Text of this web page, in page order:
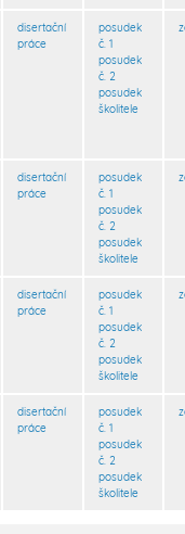
disertační
práce
posudek
č. 1
posudek
č. 2
posudek
školitele
disertační
práce
posudek
č. 1
posudek
č. 2
posudek
školitele
disertační
práce
posudek
č. 1
posudek
č. 2
posudek
školitele
disertační
práce
posudek
č. 1
posudek
č. 2
posudek
školitele